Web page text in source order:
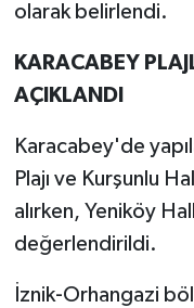
olarak belirlendi.
KARACABEY
AÇIKLANDI
Karacabey'de
Plajı ve Kurşunlu
alırken, Yeniköy
değerlendirildi.
İznik-Orhangazi